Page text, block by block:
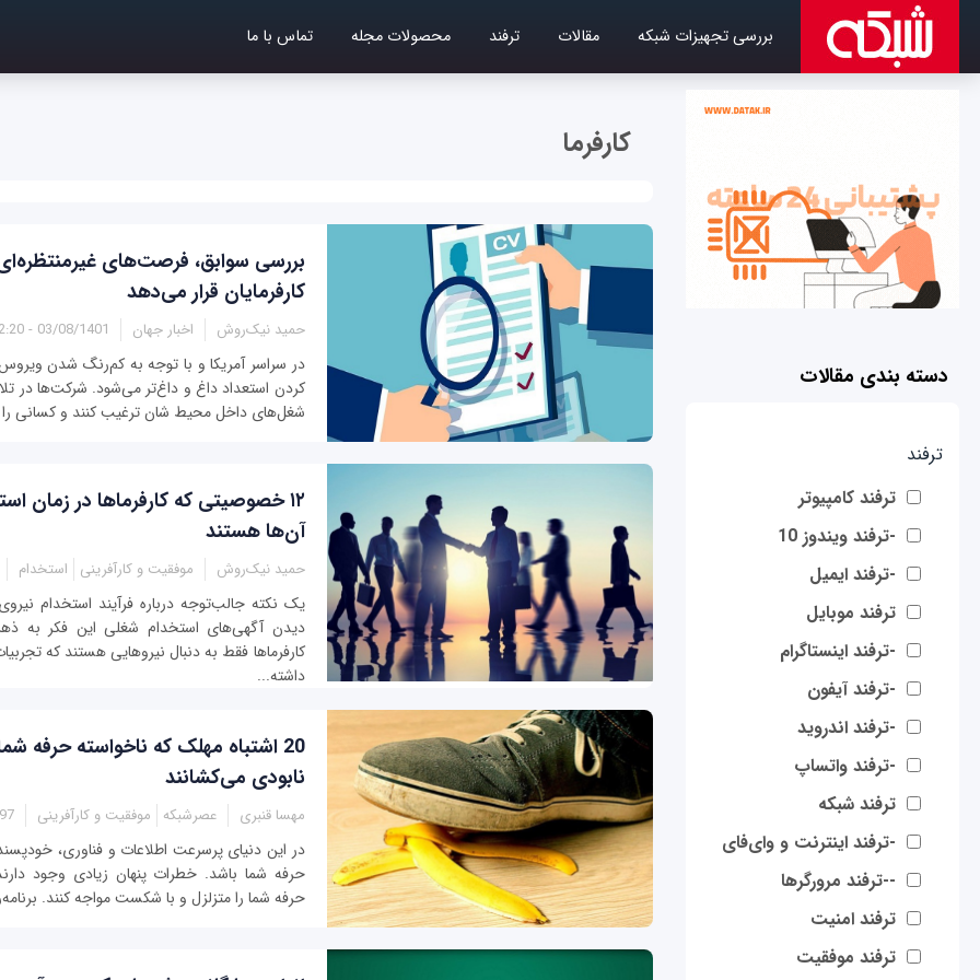
بررسی تجهیزات شبکه مقالات ترفند محصولات مجله تماس با ما
دسته بندی مقالات
ترفند
ترفند کامپیوتر
-ترفند ویندوز 10
-ترفند ایمیل
ترفند موبایل
-ترفند اینستاگرام
-ترفند آیفون
-ترفند اندروید
-ترفند واتساپ
ترفند شبکه
-ترفند اینترنت و وای‌فای
--ترفند مرورگرها
ترفند امنیت
ترفند موفقیت
کارفرما
بررسی سوابق، فرصت‌های غیرمنتظره‌ای
کارفرمایان قرار می‌دهد
حمید نیک‌روش اخبار جهان 03/08/1401 - 12:20
در سراسر آمریکا و با توجه به کم‌رنگ شدن ویروس
کردن استعداد داغ و داغ‌تر می‌شود. شرکت‌ها در
شغل‌های داخل محیط شان ترغیب کنند و کسانی
۱۲ خصوصیتی که کارفرماها در زمان
آن‌ها هستند
حمید نیک‌روش موفقیت و کارآفرینی استخدام
یک نکته جالب‌توجه درباره فرآیند استخدام
دیدن آگهی‌های استخدام شغلی این فکر به
کارفرماها فقط به دنبال نیروهایی هستند که
داشته...
نابودی می‌کشانند
مهسا قنبری عصرشبکه موفقیت و کارآفرینی
در این دنیای پرسرعت اطلاعات و فناوری،
حرفه شما باشد. خطرات پنهان زیادی وجود
حرفه شما را متزلزل و با شکست مواجه کنند.